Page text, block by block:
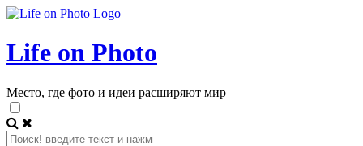
Life on Photo
Место, где фото и идеи расширяют мир